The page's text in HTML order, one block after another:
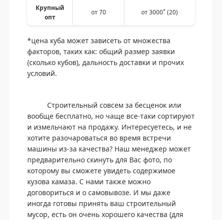
Крупный
опт
от 70 от 3000*(20)
*цена куба может зависеть от множества
факторов, таких как: общий размер заявки
(сколько кубов), дальность доставки и прочих
условий.
Строительный совсем за бесценок или
вообще бесплатно, но чаще все-таки сортируют
и измельчают на продажу. Интересуетесь, и не
хотите разочароваться во время встречи
машины из-за качества? Наш менеджер может
предварительно скинуть для Вас фото, по
которому вы сможете увидеть содержимое
кузова камаза. С нами также можно
договориться и о самовывозе. И мы даже
иногда готовы принять ваш строительный
мусор, есть он очень хорошего качества (для